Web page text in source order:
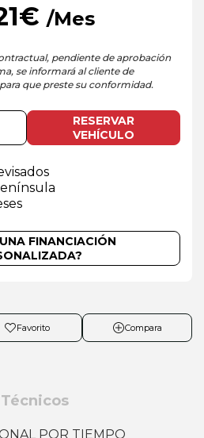
€ /Mes
pendiente de aprobación
se informará al cliente de
que preste su conformidad.
RESERVAR
VEHÍCULO
FINANCIACIÓN
Favorito Compara
POR TIEMPO